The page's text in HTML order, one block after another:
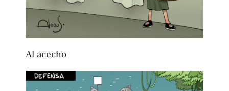
Al acecho